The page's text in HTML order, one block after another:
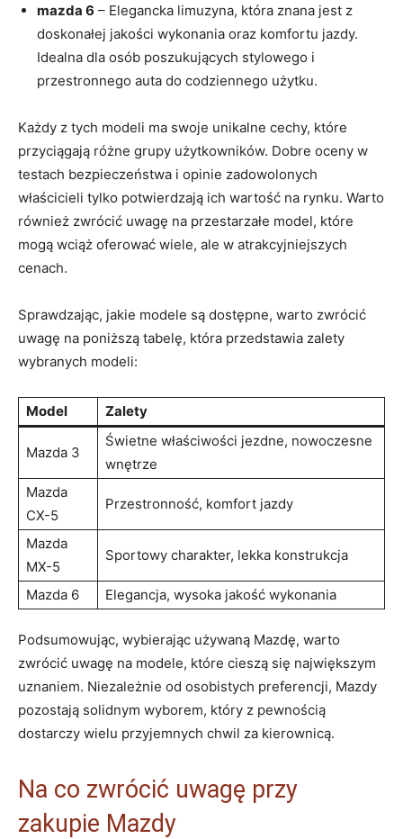
mazda 6 – Elegancka limuzyna, która znana jest z
doskonałej jakości wykonania oraz komfortu jazdy.
Idealna dla osób poszukujących stylowego i
przestronnego auta do codziennego użytku.
Każdy z tych modeli ma swoje unikalne cechy, które
przyciągają różne grupy użytkowników. Dobre oceny w
testach bezpieczeństwa i opinie zadowolonych
właścicieli tylko potwierdzają ich wartość na rynku. Warto
również zwrócić uwagę na przestarzałe model, które
mogą wciąż oferować wiele, ale w atrakcyjniejszych
cenach.
Sprawdzając, jakie modele są dostępne, warto zwrócić
uwagę na poniższą tabelę, która przedstawia zalety
wybranych modeli:
Model Zalety
Mazda 3
Świetne właściwości jezdne, nowoczesne
wnętrze
Mazda
CX-5
Przestronność, komfort jazdy
Mazda
MX-5
Sportowy charakter, lekka konstrukcja
Mazda 6 Elegancja, wysoka jakość wykonania
Podsumowując, wybierając używaną Mazdę, warto
zwrócić uwagę na modele, które cieszą się największym
uznaniem. Niezależnie od osobistych preferencji, Mazdy
pozostają solidnym wyborem, który z pewnością
dostarczy wielu przyjemnych chwil za kierownicą.
Na co zwrócić uwagę przy
zakupie Mazdy